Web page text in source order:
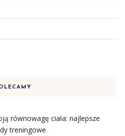
równowagę ciała: najlepsze
treningowe